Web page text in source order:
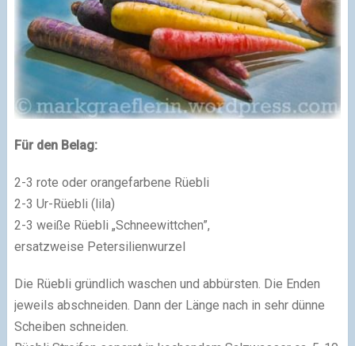
Für den Belag:
2-3 rote oder orangefarbene Rüebli
2-3 Ur-Rüebli (lila)
2-3 weiße Rüebli „Schneewittchen”,
ersatzweise Petersilienwurzel
Die Rüebli gründlich waschen und abbürsten. Die Enden
jeweils abschneiden. Dann der Länge nach in sehr dünne
Scheiben schneiden.